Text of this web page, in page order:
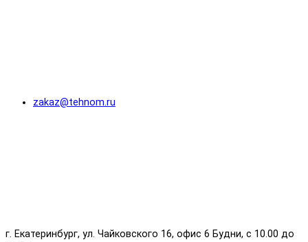
zakaz@tehnom.ru
г. Екатеринбург, ул. Чайковского 16, офис 6 Будни, с 10.00 до